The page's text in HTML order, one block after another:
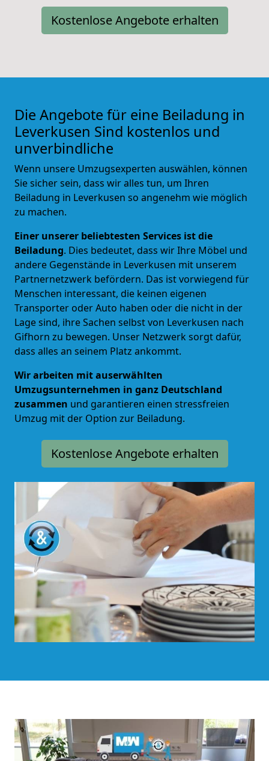
Kostenlose Angebote erhalten
Die Angebote für eine Beiladung in
Leverkusen Sind kostenlos und
unverbindliche
Wenn unsere Umzugsexperten auswählen, können
Sie sicher sein, dass wir alles tun, um Ihren
Beiladung in Leverkusen so angenehm wie möglich
zu machen.
Einer unserer beliebtesten Services ist die
Beiladung. Dies bedeutet, dass wir Ihre Möbel und
andere Gegenstände in Leverkusen mit unserem
Partnernetzwerk befördern. Das ist vorwiegend für
Menschen interessant, die keinen eigenen
Transporter oder Auto haben oder die nicht in der
Lage sind, ihre Sachen selbst von Leverkusen nach
Gifhorn zu bewegen. Unser Netzwerk sorgt dafür,
dass alles an seinem Platz ankommt.
Wir arbeiten mit auserwählten
Umzugsunternehmen in ganz Deutschland
zusammen und garantieren einen stressfreien
Umzug mit der Option zur Beiladung.
Kostenlose Angebote erhalten